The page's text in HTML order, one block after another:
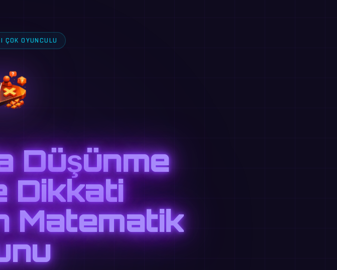
ÇOK OYUNCULU
Düşünme
Dikkati
Matematik